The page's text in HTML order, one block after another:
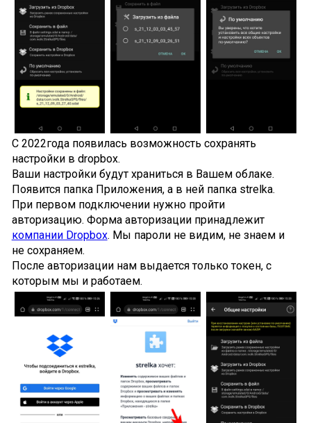
С 2022года появилась возможность сохранять
настройки в dropbox.
Ваши настройки будут храниться в Вашем облаке.
Появится папка Приложения, а в ней папка strelka.
При первом подключении нужно пройти
авторизацию. Форма авторизации принадлежит
компании Dropbox. Мы пароли не видим, не знаем и
не сохраняем.
После авторизации нам выдается только токен, с
которым мы и работаем.